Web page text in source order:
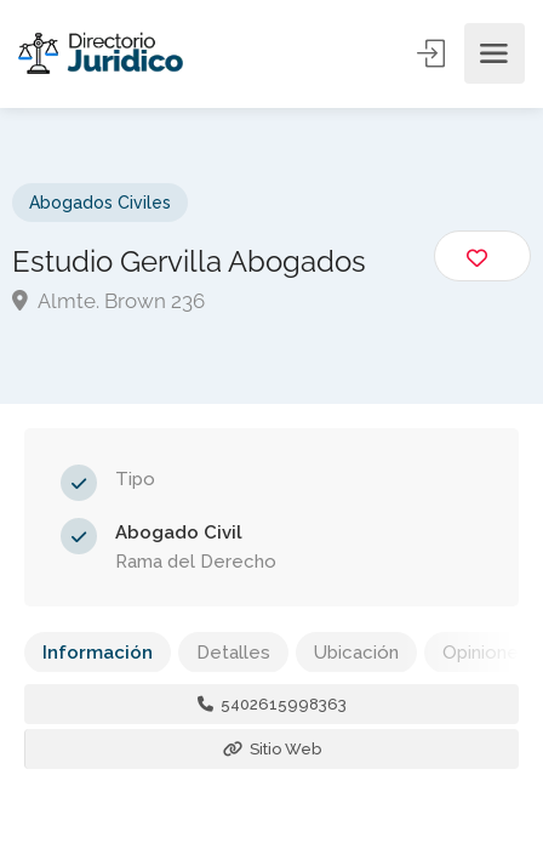
Abogados Civiles
Estudio Gervilla Abogados
Almte. Brown 236
Tipo
Abogado Civil
Rama del Derecho
Información Detalles Ubicación Opiniones
5402615998363
Sitio Web